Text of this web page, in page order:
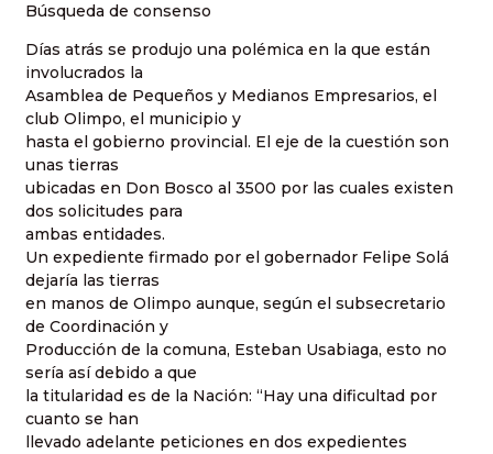
Búsqueda de consenso
Días atrás se produjo una polémica en la que están
involucrados la
Asamblea de Pequeños y Medianos Empresarios, el
club Olimpo, el municipio y
hasta el gobierno provincial. El eje de la cuestión son
unas tierras
ubicadas en Don Bosco al 3500 por las cuales existen
dos solicitudes para
ambas entidades.
Un expediente firmado por el gobernador Felipe Solá
dejaría las tierras
en manos de Olimpo aunque, según el subsecretario
de Coordinación y
Producción de la comuna, Esteban Usabiaga, esto no
sería así debido a que
la titularidad es de la Nación: “Hay una dificultad por
cuanto se han
llevado adelante peticiones en dos expedientes